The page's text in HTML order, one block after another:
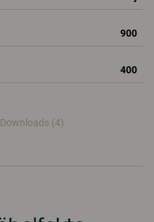
900
400
Downloads (4)